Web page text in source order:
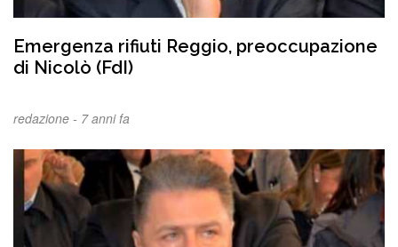
Emergenza rifiuti Reggio, preoccupazione
di Nicolò (FdI)
redazione - 7 anni fa